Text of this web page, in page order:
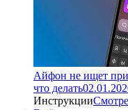
Айфон не ищет
что делать
Инструкции